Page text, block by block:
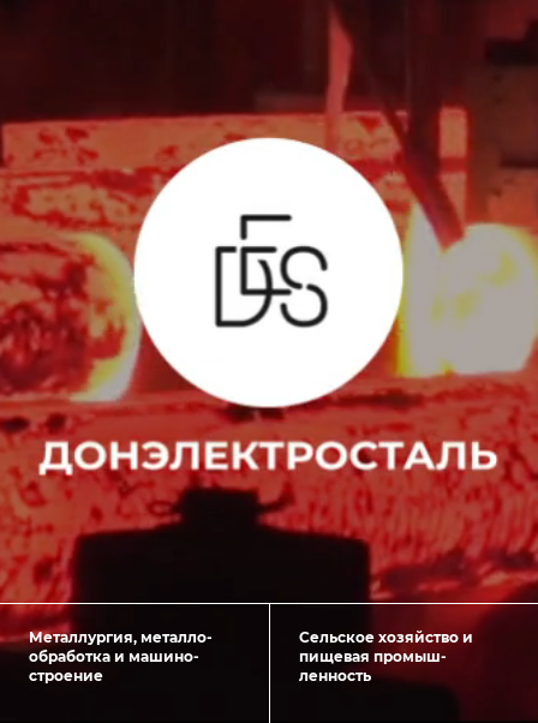
Металлургия, металло­
обработка и машино­
строение
Сельское хозяйство и
пищевая промыш­
ленность